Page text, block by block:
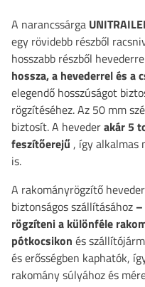
A narancssárga
egy rövidebb részből
hosszabb részből
hossza, a hevederrel és
elegendő hosszúságot
rögzítéséhez. Az 50 mm
biztosít. A hevederakár 5
feszítőerejű, így alkalmas
is.
A rakományrögzítő
biztonságos szállításához
rögzíteni a különféle
pótkocsikon és
és erősségben kaphatók,
rakomány súlyához és